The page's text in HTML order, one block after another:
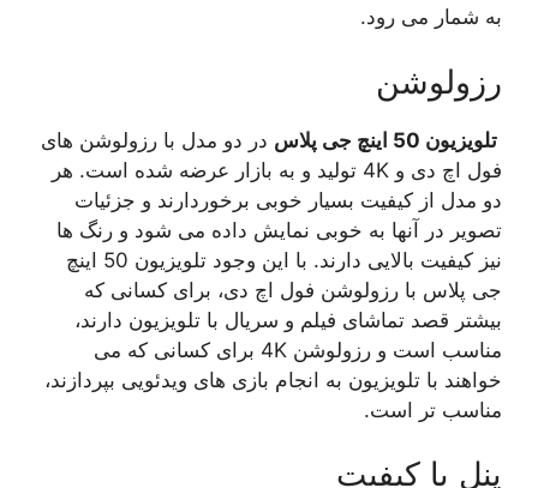
به شمار می رود.
رزولوشن
تلویزیون 50 اینچ جی پلاس
در دو مدل با رزولوشن های
فول اچ دی و 4K تولید و به بازار عرضه شده است. هر
دو مدل از کیفیت بسیار خوبی برخوردارند و جزئیات
تصویر در آنها به خوبی نمایش داده می شود و رنگ ها
نیز کیفیت بالایی دارند. با این وجود تلویزیون 50 اینچ
جی پلاس با رزولوشن فول اچ دی، برای کسانی که
بیشتر قصد تماشای فیلم و سریال با تلویزیون دارند،
مناسب است و رزولوشن 4K برای کسانی که می
خواهند با تلویزیون به انجام بازی های ویدئویی بپردازند،
مناسب تر است.
پنل با کیفیت